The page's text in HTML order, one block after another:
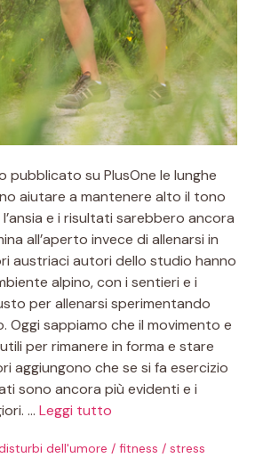
pubblicato su PlusOne le lunghe
aiutare a mantenere alto il tono
e i risultati sarebbero ancora
all’aperto invece di allenarsi in
austriaci autori dello studio hanno
alpino, con i sentieri e i
per allenarsi sperimentando
Oggi sappiamo che il movimento e
per rimanere in forma e stare
aggiungono che se si fa esercizio
sono ancora più evidenti e i
… Leggi tutto
dell'umore / fitness / stress